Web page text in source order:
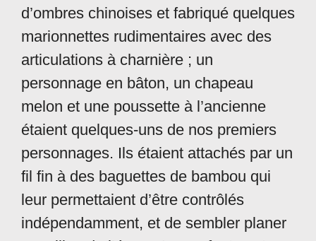
d’ombres chinoises et fabriqué quelques
marionnettes rudimentaires avec des
articulations à charnière ; un
personnage en bâton, un chapeau
melon et une poussette à l’ancienne
étaient quelques-uns de nos premiers
personnages. Ils étaient attachés par un
fil fin à des baguettes de bambou qui
leur permettaient d’être contrôlés
indépendamment, et de sembler planer